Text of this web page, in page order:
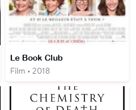
Le Book Club
Film • 2018